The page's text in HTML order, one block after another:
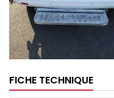
FICHE TECHNIQUE